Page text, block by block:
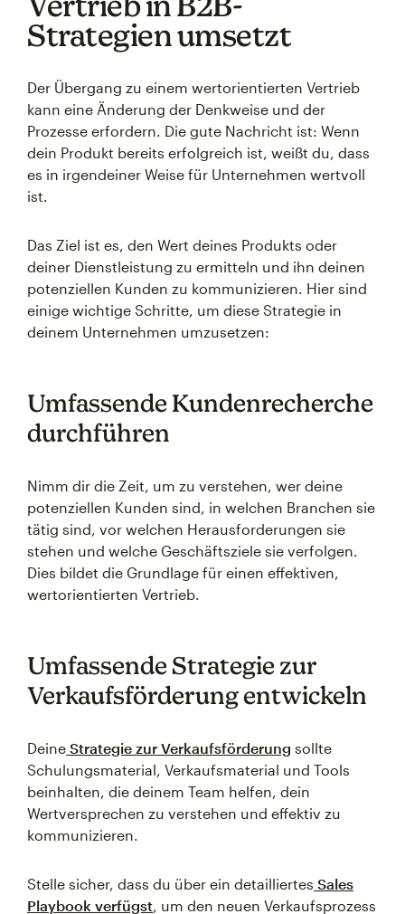
Strategien umsetzt
Der Übergang zu einem wertorientierten Vertrieb
kann eine Änderung der Denkweise und der
Prozesse erfordern. Die gute Nachricht ist: Wenn
dein Produkt bereits erfolgreich ist, weißt du, dass
es in irgendeiner Weise für Unternehmen wertvoll
ist.
Das Ziel ist es, den Wert deines Produkts oder
deiner Dienstleistung zu ermitteln und ihn deinen
potenziellen Kunden zu kommunizieren. Hier sind
einige wichtige Schritte, um diese Strategie in
deinem Unternehmen umzusetzen:
Umfassende Kundenrecherche
durchführen
Nimm dir die Zeit, um zu verstehen, wer deine
potenziellen Kunden sind, in welchen Branchen sie
tätig sind, vor welchen Herausforderungen sie
stehen und welche Geschäftsziele sie verfolgen.
Dies bildet die Grundlage für einen effektiven,
wertorientierten Vertrieb.
Umfassende Strategie zur
Verkaufsförderung entwickeln
Deine Strategie zur Verkaufsförderung sollte
Schulungsmaterial, Verkaufsmaterial und Tools
beinhalten, die deinem Team helfen, dein
Wertversprechen zu verstehen und effektiv zu
kommunizieren.
Stelle sicher, dass du über ein detailliertes Sales
Playbook verfügst, um den neuen Verkaufsprozess